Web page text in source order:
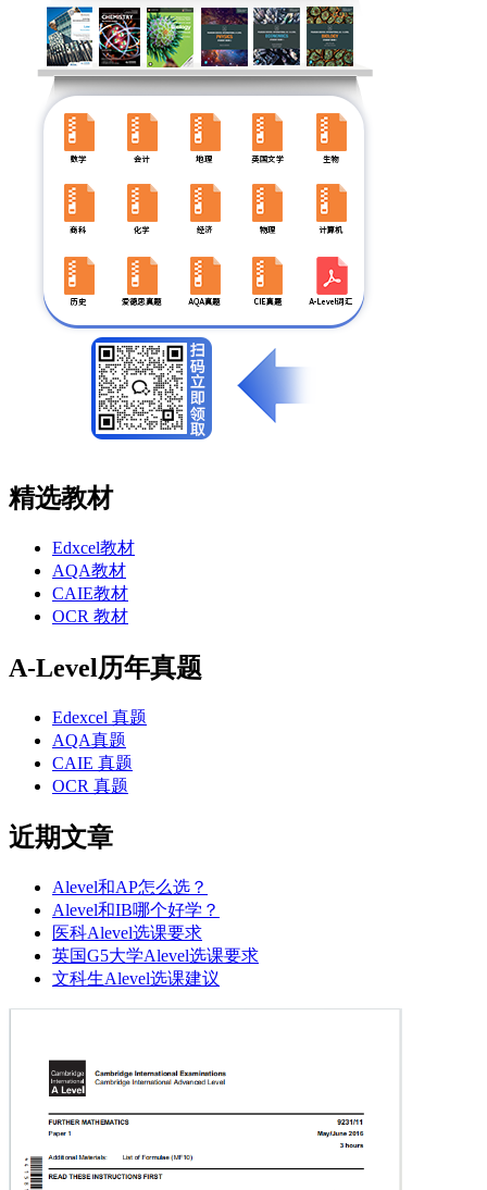
精选教材
Edxcel教材
AQA教材
CAIE教材
OCR 教材
A-Level历年真题
Edexcel 真题
AQA真题
CAIE 真题
OCR 真题
近期文章
Alevel和AP怎么选？
Alevel和IB哪个好学？
医科Alevel选课要求
英国G5大学Alevel选课要求
文科生Alevel选课建议